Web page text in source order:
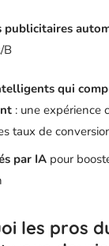
publicitaires
B
qui
: une expérience
taux de
par IA pour
les pros